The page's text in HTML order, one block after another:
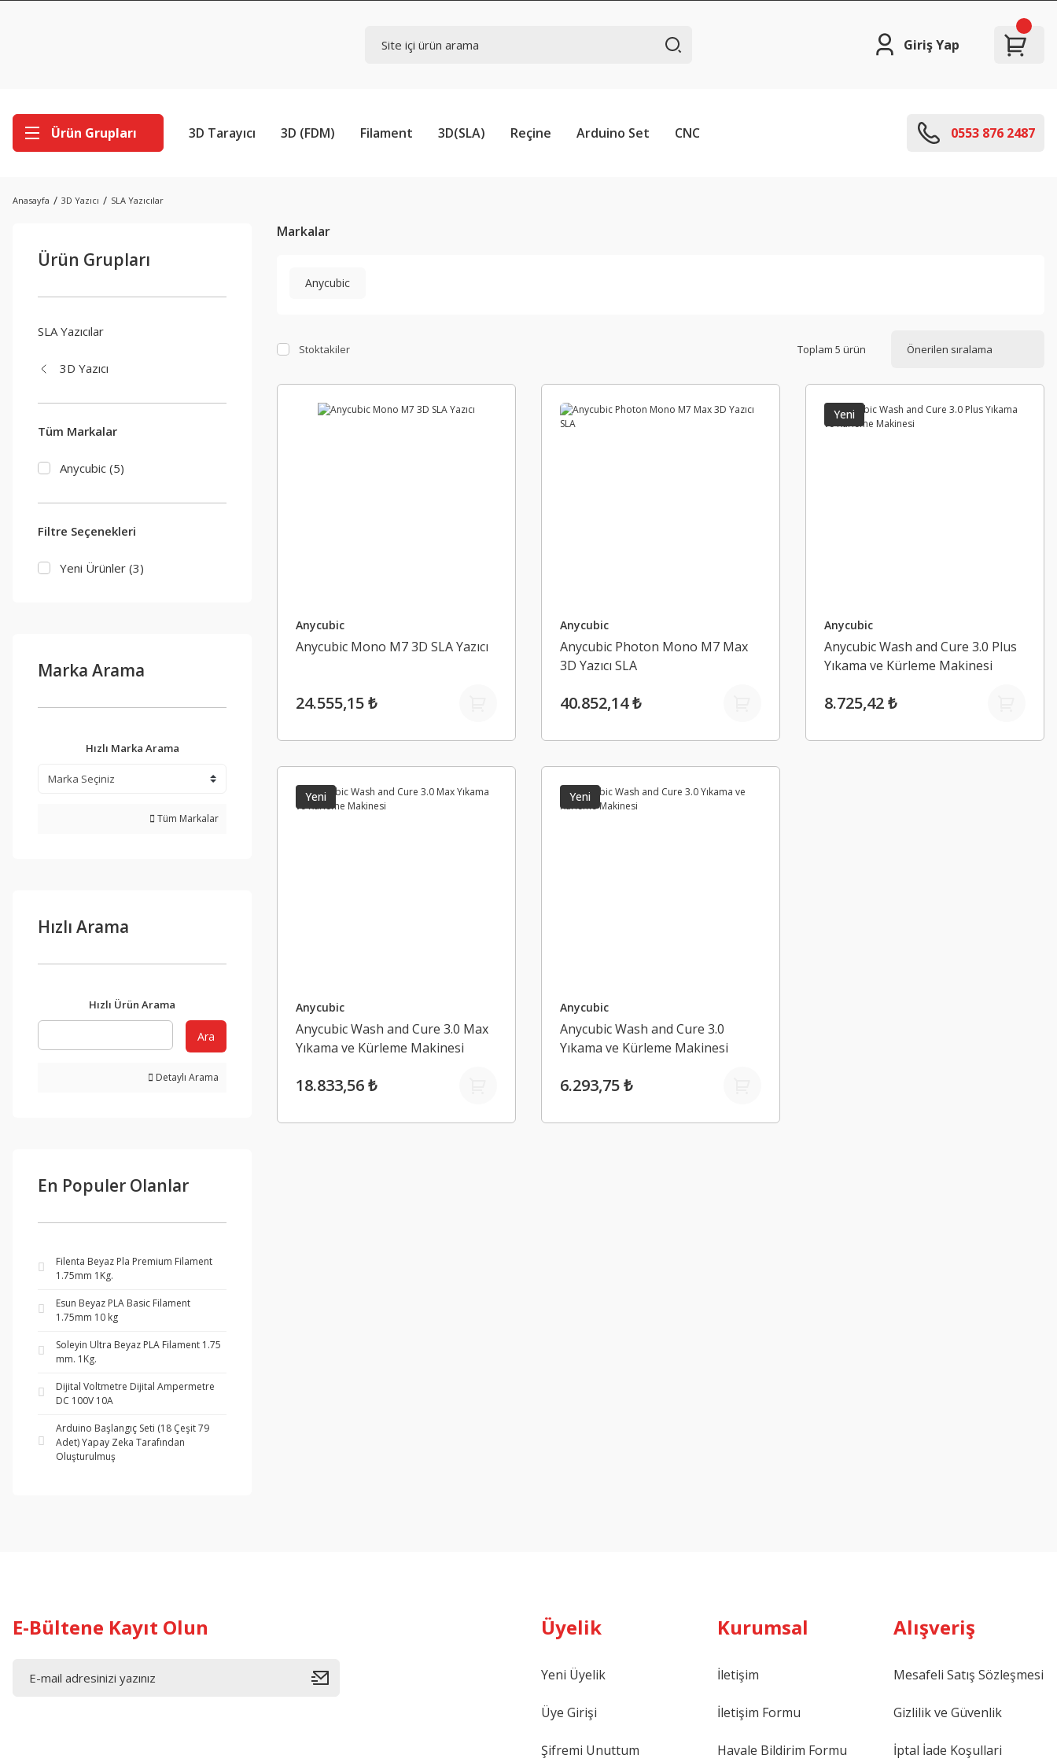
Giriş Yap
Ürün Grupları 3D Tarayıcı 3D (FDM) Filament 3D(SLA) Reçine Arduino Set CNC 0553 876 2487
Anasayfa 3D Yazıcı SLA Yazıcılar
Ürün Grupları
SLA Yazıcılar
3D Yazıcı
Tüm Markalar
Anycubic (5)
Filtre Seçenekleri
Yeni Ürünler (3)
Marka Arama
Hızlı Marka Arama
Tüm Markalar
Hızlı Arama
Hızlı Ürün Arama
Ara
Detaylı Arama
En Populer Olanlar
Filenta Beyaz Pla Premium Filament
1.75mm 1Kg.
Esun Beyaz PLA Basic Filament
1.75mm 10 kg
Soleyin Ultra Beyaz PLA Filament 1.75
mm. 1Kg.
Dijital Voltmetre Dijital Ampermetre
DC 100V 10A
Arduino Başlangıç Seti (18 Çeşit 79
Adet) Yapay Zeka Tarafından
Oluşturulmuş
Markalar
Anycubic
Stoktakiler Toplam 5 ürün
Anycubic
Anycubic Mono M7 3D SLA Yazıcı
24.555,15 ₺
Anycubic
Anycubic Photon Mono M7 Max
3D Yazıcı SLA
40.852,14 ₺
Yeni
Anycubic
Anycubic Wash and Cure 3.0 Plus
Yıkama ve Kürleme Makinesi
8.725,42 ₺
Yeni
Anycubic
Anycubic Wash and Cure 3.0 Max
Yıkama ve Kürleme Makinesi
18.833,56 ₺
Yeni
Anycubic
Anycubic Wash and Cure 3.0
Yıkama ve Kürleme Makinesi
6.293,75 ₺
E-Bültene Kayıt Olun Üyelik
Yeni Üyelik
Üye Girişi
Şifremi Unuttum
Kurumsal
İletişim
İletişim Formu
Havale Bildirim Formu
Alışveriş
Mesafeli Satış Sözleşmesi
Gizlilik ve Güvenlik
İptal İade Koşullari